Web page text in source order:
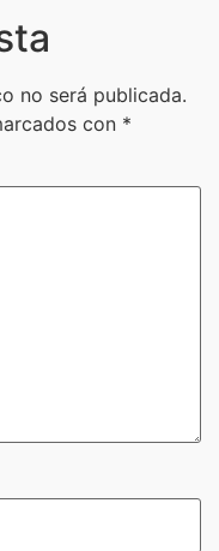
no será publicada.
con *